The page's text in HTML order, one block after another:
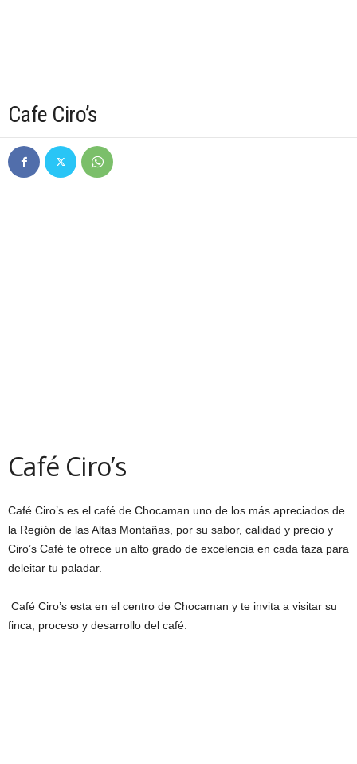
Cafe Ciro’s
Café Ciro’s
Café Ciro’s es el café de Chocaman uno de los más apreciados de
la Región de las Altas Montañas, por su sabor, calidad y precio y
Ciro’s Café te ofrece un alto grado de excelencia en cada taza para
deleitar tu paladar.
Café Ciro’s esta en el centro de Chocaman y te invita a visitar su
finca, proceso y desarrollo del café.